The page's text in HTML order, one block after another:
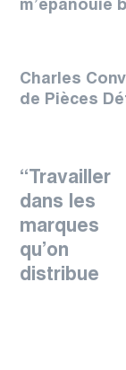
m’épanouie
Charles
de Pièces
“ Travailler
dans les
marques
qu’on
distribue